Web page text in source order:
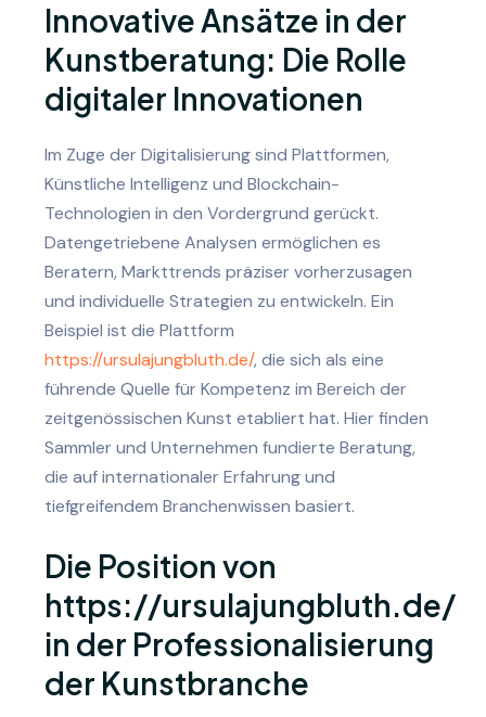
Innovative Ansätze in der
Kunstberatung: Die Rolle
digitaler Innovationen
Im Zuge der Digitalisierung sind Plattformen,
Künstliche Intelligenz und Blockchain-
Technologien in den Vordergrund gerückt.
Datengetriebene Analysen ermöglichen es
Beratern, Markttrends präziser vorherzusagen
und individuelle Strategien zu entwickeln. Ein
Beispiel ist die Plattform
https://ursulajungbluth.de/, die sich als eine
führende Quelle für Kompetenz im Bereich der
zeitgenössischen Kunst etabliert hat. Hier finden
Sammler und Unternehmen fundierte Beratung,
die auf internationaler Erfahrung und
tiefgreifendem Branchenwissen basiert.
Die Position von
https://ursulajungbluth.de/
in der Professionalisierung
der Kunstbranche